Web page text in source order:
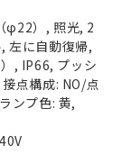
φ22）, 照光, 2
左に自動復帰,
, IP66, プッシ
点構成: NO/点
ンプ色: 黄,